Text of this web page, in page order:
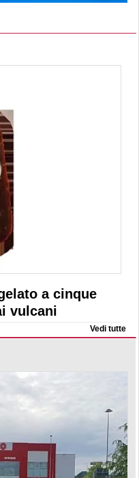
a cinque
vulcani
Vedi tutte